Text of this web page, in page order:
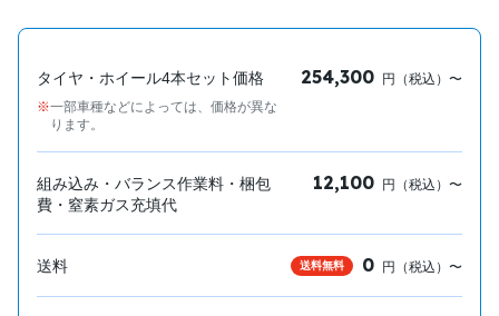
タイヤ・ホイール4本セット価格
一部車種などによっては、価格が異な
ります。
254,300 円（税込）〜
組み込み・バランス作業料・梱包
費・窒素ガス充填代
12,100 円（税込）〜
送料 送料無料 0 円（税込）〜